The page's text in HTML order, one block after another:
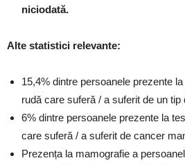
niciodată.
Alte statistici relevante:
15,4% dintre persoanele prezente
rudă care suferă / a suferit de un tip
6% dintre persoanele prezente la
care suferă / a suferit de cancer
Prezența la mamografie a